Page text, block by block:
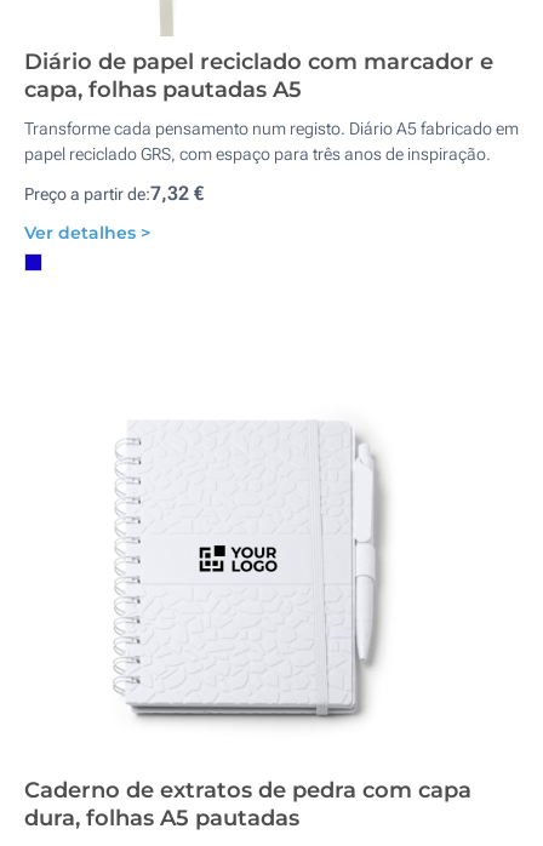
Diário de papel reciclado com marcador e
capa, folhas pautadas A5
Transforme cada pensamento num registo. Diário A5 fabricado em
papel reciclado GRS, com espaço para três anos de inspiração.
Preço a partir de:7,32 €
Ver detalhes >
Caderno de extratos de pedra com capa
dura, folhas A5 pautadas